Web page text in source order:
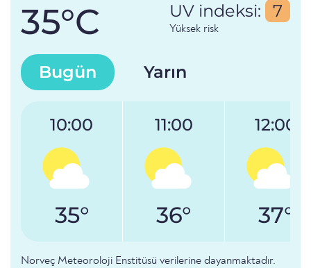
35°C UV indeksi: 7
Yüksek risk
Bugün Yarın
10:00
35°
11:00
36°
12:00
37°
Norveç Meteoroloji Enstitüsü verilerine dayanmaktadır.